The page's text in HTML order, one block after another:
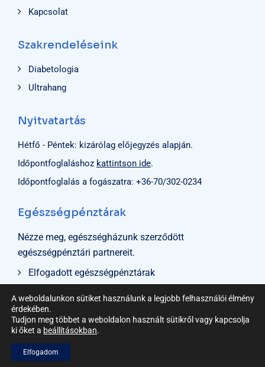
Kapcsolat
Szakrendeléseink
Diabetologia
Ultrahang
Nyitvatartás
Hétfő - Péntek: kizárólag előjegyzés alapján.
Időpontfoglaláshoz kattintson ide.
Időpontfoglalás a fogászatra: +36-70/302-0234
Egészségpénztárak
Nézze meg, egészségházunk szerződött
egészségpénztári partnereit.
Elfogadott egészségpénztárak
A weboldalunkon sütiket használunk a legjobb felhasználói élmény
érdekében.
Tudjon meg többet a weboldalon használt sütikről vagy kapcsolja
ki őket a beállításokban.
Elfogadom